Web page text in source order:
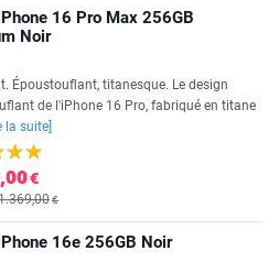
16 Pro Max 256GB
Noir
Époustouflant, titanesque. Le design
de l'iPhone 16 Pro, fabriqué en titane
la suite]
€
€
16e 256GB Noir